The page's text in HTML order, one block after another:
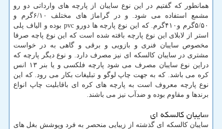
همانطور که گفتیم در این نوع سایبان از پارچه های وارداتی دو رو
مشمع استفاده می شود. و در گراماژ های مختلف ۶/۱۰گرم و
۵/۵۰گرم و۴۱۰گرم. که این نوع پارچه ها دورو pvc بوده و الیاف پلی
استر از لابلای این نوع پارچه بافته شده است که این نوع پاچه صرفا
مخصوص سایبان فنری و بازویی و برقی و گاهی به در خواست
مشتری در سایبان کالسکه ای نیز مصرف دارد. و نوع دیگر پارچه که
دراین نوع سایبان مصرف می شود پارچه فلکسی و یا بنر ۱۳ انس
کره می باشد. که به جهت چاپ لوگو و تبلیغات بکار می رود. که این
نوع پارچه معروف است به پارچه های کره ای باقابلیت چاپ انواع
برندها و مقاوم بوده و ضدآب نیز می باشند.
سایبان کالسکه ای
سایبان کالسکه ای گذشته از زیبایی منحصر به فرد وپوشش بغل های